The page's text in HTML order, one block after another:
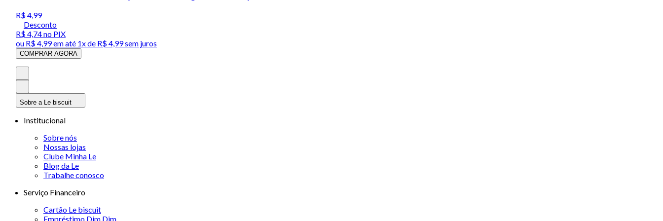
R$ 4,99
Desconto
R$ 4,74no PIX
ou R$ 4,99em até 1x de R$ 4,99sem juros
COMPRAR AGORA
Sobre a Le biscuit
Institucional
Sobre nós
Nossas lojas
Clube Minha Le
Blog da Le
Trabalhe conosco
Serviço Financeiro
Cartão Le biscuit
Empréstimo Dim Dim